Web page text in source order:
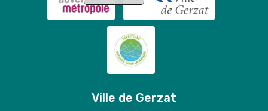
Ville de Gerzat